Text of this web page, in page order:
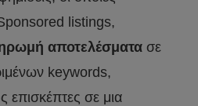
listings,
αποτελέσματα σε
keywords,
επισκέπτες σε μια